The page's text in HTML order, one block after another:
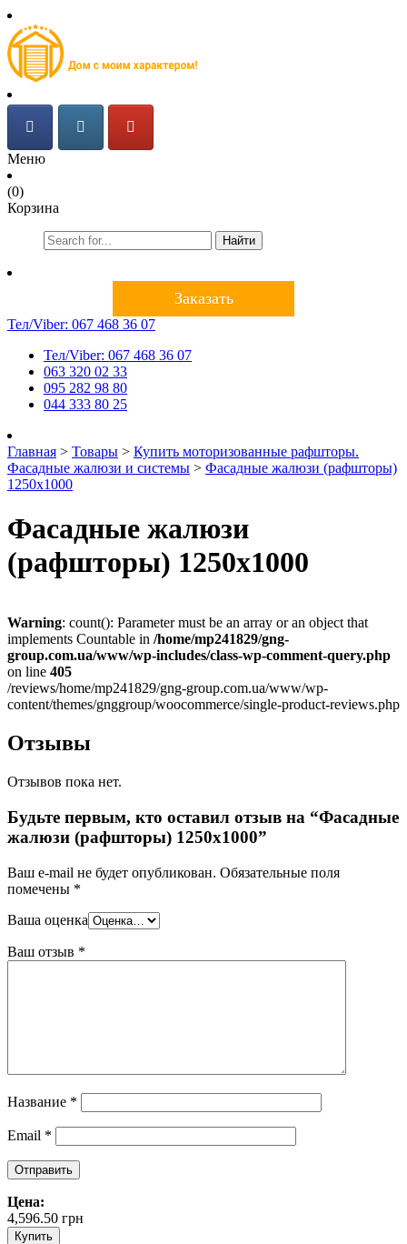
Меню
(0)
Корзина
Найти
Заказать
Тел/Viber: 067 468 36 07
Тел/Viber: 067 468 36 07
063 320 02 33
095 282 98 80
044 333 80 25
Главная > Товары > Купить моторизованные рафшторы.
Фасадные жалюзи и системы > Фасадные жалюзи (рафшторы)
1250х1000
Фасадные жалюзи
(рафшторы) 1250х1000
Warning: count(): Parameter must be an array or an object that
implements Countable in /home/mp241829/gng-
group.com.ua/www/wp-includes/class-wp-comment-query.php
on line 405
/reviews/home/mp241829/gng-group.com.ua/www/wp-
content/themes/gnggroup/woocommerce/single-product-reviews.php
Отзывы
Отзывов пока нет.
Будьте первым, кто оставил отзыв на “Фасадные
жалюзи (рафшторы) 1250х1000”
Ваш e-mail не будет опубликован. Обязательные поля
помечены *
Ваша оценка
Ваш отзыв *
Название *
Email *
Цена:
4,596.50 грн
Купить